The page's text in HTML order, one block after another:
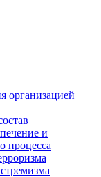
организацией
и
процесса